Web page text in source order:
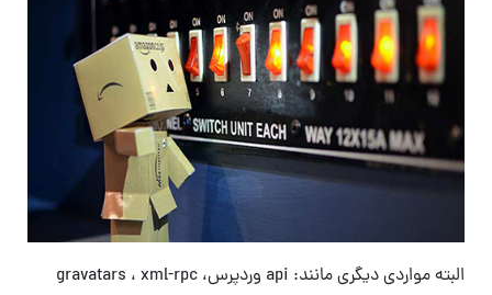
البته مواردی دیگری مانند: api وردپرس، gravatars ، xml-rpc